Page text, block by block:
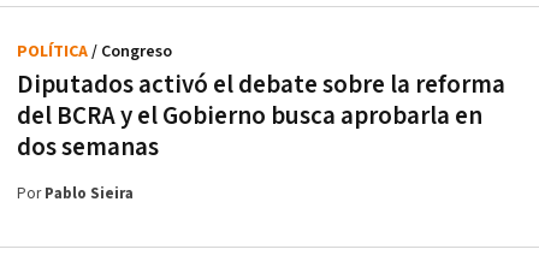
Diputados activó el debate sobre la reforma
del BCRA y el Gobierno busca aprobarla en
dos semanas
POLÍTICA/ Congreso
PorPablo Sieira